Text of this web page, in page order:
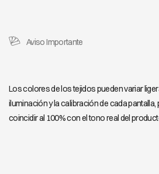
Aviso Importante
Los colores de los tejidos pueden variar
iluminación y la calibración de cada
coincidir al 100% con el tono real del